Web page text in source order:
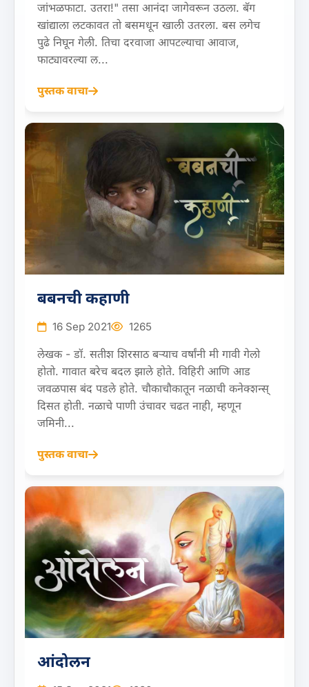
जांभळफाटा. उतरा!" तसा आनंदा जागेवरून उठला. बॅग
खांद्याला लटकावत तो बसमधून खाली उतरला. बस लगेच
पुढे निघून गेली. तिचा दरवाजा आपटल्याचा आवाज,
फाट्यावरल्या ल...
पुस्तक वाचा
बबनची कहाणी
16 Sep 2021 1265
लेखक - डॉ. सतीश शिरसाठ बऱ्याच वर्षांनी मी गावी गेलो
होतो. गावात बरेच बदल झाले होते. विहिरी आणि आड
जवळपास बंद पडले होते. चौकाचौकातून नळाची कनेक्शन्स्
दिसत होती. नळाचे पाणी उंचावर चढत नाही, म्हणून
जमिनी...
पुस्तक वाचा
आंदोलन